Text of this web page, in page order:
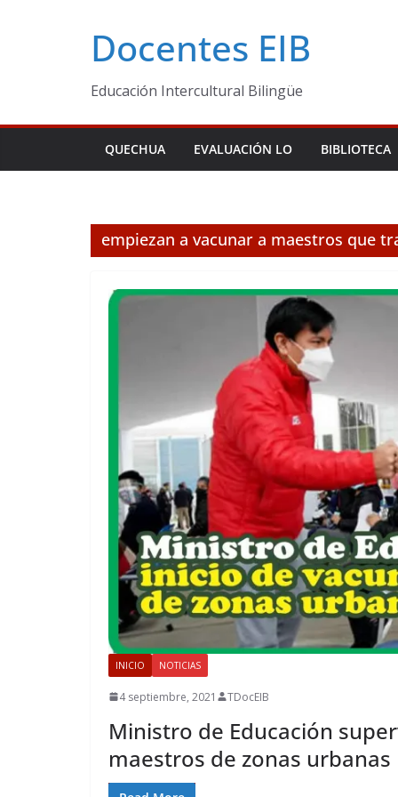
Docentes EIB
Educación Intercultural Bilingüe
QUECHUA EVALUACIÓN LO BIBLIOTECA
empiezan a vacunar a maestros que
INICIO NOTICIAS
4 septiembre, 2021 TDocEIB
Ministro de Educación
maestros de zonas urbanas